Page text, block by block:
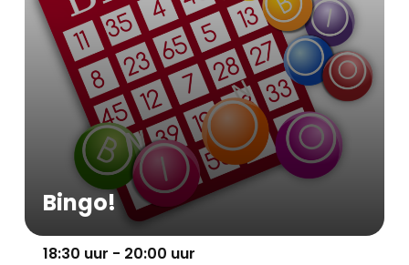
Bingo!
18:30 uur - 20:00 uur